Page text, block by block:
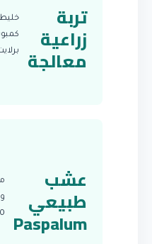
تربة
زراعية
معالجة
عشب
طبيعي
Paspalum
40%